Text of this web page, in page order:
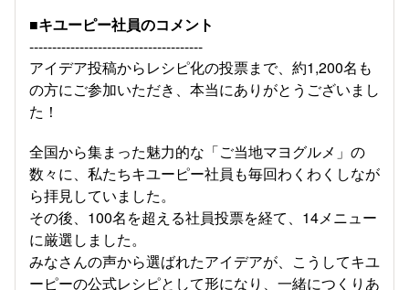
■キユーピー社員のコメント
--------------------------------------
アイデア投稿からレシピ化の投票まで、約1,200名も
の方にご参加いただき、本当にありがとうございまし
た！
全国から集まった魅力的な「ご当地マヨグルメ」の
数々に、私たちキユーピー社員も毎回わくわくしなが
ら拝見していました。
その後、100名を超える社員投票を経て、14メニュー
に厳選しました。
みなさんの声から選ばれたアイデアが、こうしてキユ
ーピーの公式レシピとして形になり、一緒につくりあ